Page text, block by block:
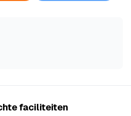
faciliteiten